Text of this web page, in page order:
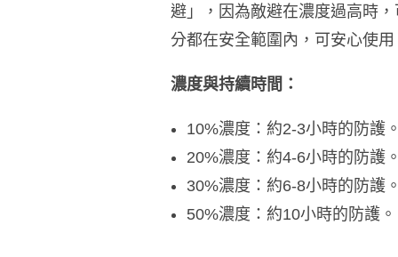
避」，因為敵避在濃度過高時
分都在安全範圍內，可安心使用
濃度與持續時間：
10%濃度：約2-3小時的防護
20%濃度：約4-6小時的防護
30%濃度：約6-8小時的防護
50%濃度：約10小時的防護。